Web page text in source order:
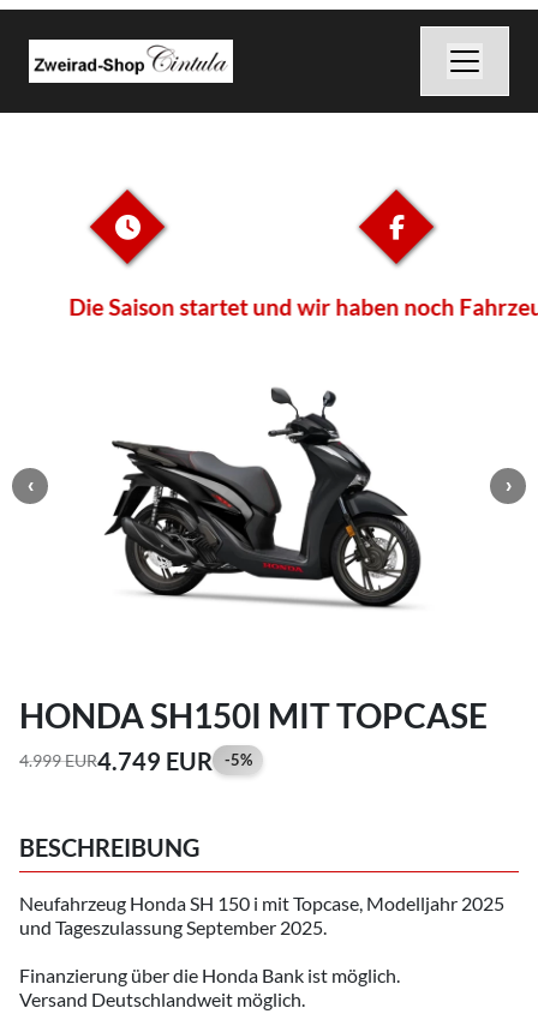
Die Saison startet und wir haben noch
HONDA SH150I MIT TOPCASE
4.999 EUR4.749 EUR -5%
BESCHREIBUNG
Neufahrzeug Honda SH 150 i mit Topcase, Modelljahr 2025
und Tageszulassung September 2025.
Finanzierung über die Honda Bank ist möglich.
Versand Deutschlandweit möglich.